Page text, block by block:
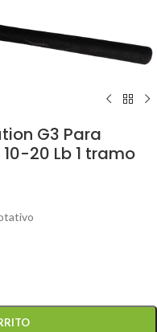
G3 Para
20 Lb 1 tramo